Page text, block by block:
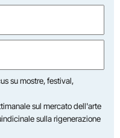
su mostre, festival,
sul mercato dell'arte
sulla rigenerazione